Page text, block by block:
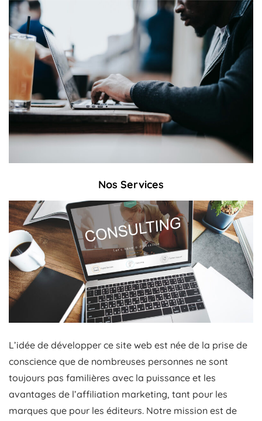
Nos Services
L’idée de développer ce site web est née de la prise de
conscience que de nombreuses personnes ne sont
toujours pas familières avec la puissance et les
avantages de l’affiliation marketing, tant pour les
marques que pour les éditeurs. Notre mission est de